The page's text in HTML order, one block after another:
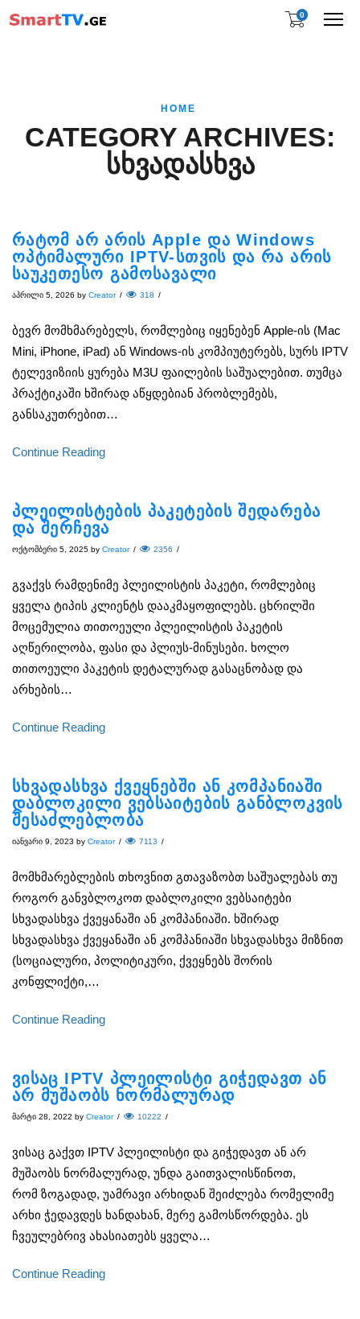
0
HOME
CATEGORY ARCHIVES:
ᲡᲮᲕᲐᲓᲐᲡᲮᲕᲐ
რატომ არ არის Apple და Windows
ოპტიმალური IPTV-სთვის და რა არის
საუკეთესო გამოსავალი
აპრილი 5, 2026 by Creator / 318 /
ბევრ მომხმარებელს, რომლებიც იყენებენ Apple-ის (Mac
Mini, iPhone, iPad) ან Windows-ის კომპიუტერებს, სურს IPTV
ტელევიზიის ყურება M3U ფაილების საშუალებით. თუმცა
პრაქტიკაში ხშირად აწყდებიან პრობლემებს,
განსაკუთრებით…
Continue Reading
პლეილისტების პაკეტების შედარება
და შერჩევა
ოქტომბერი 5, 2025 by Creator / 2356 /
გვაქვს რამდენიმე პლეილისტის პაკეტი, რომლებიც
ყველა ტიპის კლიენტს დააკმაყოფილებს. ცხრილში
მოცემულია თითოეული პლეილისტის პაკეტის
აღწერილობა, ფასი და პლიუს-მინუსები. ხოლო
თითოეული პაკეტის დეტალურად გასაცნობად და
არხების…
Continue Reading
სხვადასხვა ქვეყნებში ან კომპანიაში
დაბლოკილი ვებსაიტების განბლოკვის
შესაძლებლობა
იანვარი 9, 2023 by Creator / 7113 /
მომხმარებლების თხოვნით გთავაზობთ საშუალებას თუ
როგორ განვბლოკოთ დაბლოკილი ვებსაიტები
სხვადასხვა ქვეყანაში ან კომპანიაში. ხშირად
სხვადასხვა ქვეყანაში ან კომპანიაში სხვადასხვა მიზნით
(სოციალური, პოლიტიკური, ქვეყნებს შორის
კონფლიქტი,…
Continue Reading
ვისაც IPTV პლეილისტი გიჭედავთ ან
არ მუშაობს ნორმალურად
მარტი 28, 2022 by Creator / 10222 /
ვისაც გაქვთ IPTV პლეილისტი და გიჭედავთ ან არ
მუშაობს ნორმალურად, უნდა გაითვალისწინოთ,
რომ ზოგადად, უამრავი არხიდან შეიძლება რომელიმე
არხი ჭედავდეს ხანდახან, მერე გამოსწორდება. ეს
ჩვეულებრივ ახასიათებს ყველა…
Continue Reading